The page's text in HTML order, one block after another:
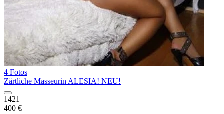
4 Fotos
Zärtliche Masseurin ALESIA! NEU!
1421
400 €